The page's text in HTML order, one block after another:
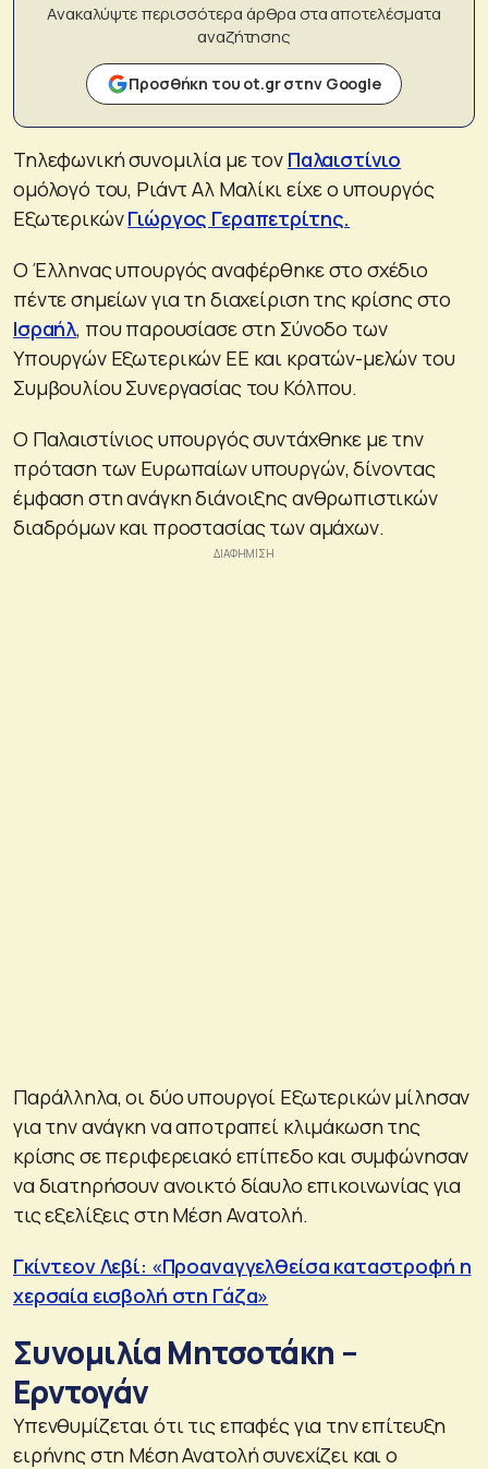
Ανακαλύψτε περισσότερα άρθρα στα αποτελέσματα
αναζήτησης
Προσθήκη του ot.gr στην Google
Τηλεφωνική συνομιλία με τον Παλαιστίνιο
ομόλογό του, Ριάντ Αλ Μαλίκι είχε ο υπουργός
ΕξωτερικώνΓιώργος Γεραπετρίτης.
Ο Έλληνας υπουργός αναφέρθηκε στο σχέδιο
πέντε σημείων για τη διαχείριση της κρίσης στο
Ισραήλ, που παρουσίασε στη Σύνοδο των
Υπουργών Εξωτερικών ΕΕ και κρατών-μελών του
Συμβουλίου Συνεργασίας του Κόλπου.
Ο Παλαιστίνιος υπουργός συντάχθηκε με την
πρόταση των Ευρωπαίων υπουργών, δίνοντας
έμφαση στη ανάγκη διάνοιξης ανθρωπιστικών
διαδρόμων και προστασίας των αμάχων.
Παράλληλα, οι δύο υπουργοί Εξωτερικών μίλησαν
για την ανάγκη να αποτραπεί κλιμάκωση της
κρίσης σε περιφερειακό επίπεδο και συμφώνησαν
να διατηρήσουν ανοικτό δίαυλο επικοινωνίας για
τις εξελίξεις στη Μέση Ανατολή.
Γκίντεον Λεβί: «Προαναγγελθείσα καταστροφή η
χερσαία εισβολή στη Γάζα»
Συνομιλία Μητσοτάκη –
Ερντογάν
Υπενθυμίζεται ότι τις επαφές για την επίτευξη
ειρήνης στη Μέση Ανατολή συνεχίζει και ο